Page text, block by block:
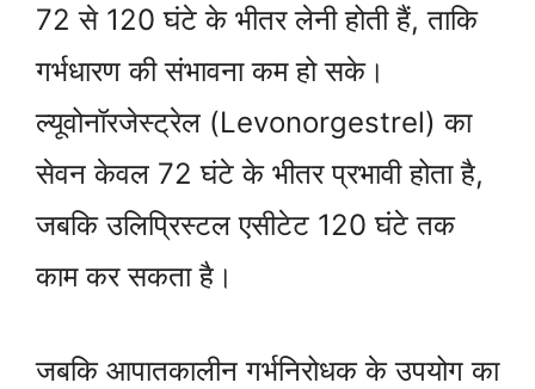
72 से 120 घंटे के भीतर लेनी होती हैं, ताकि
गर्भधारण की संभावना कम हो सके।
ल्यूवोनॉरजेस्ट्रेल (Levonorgestrel) का
सेवन केवल 72 घंटे के भीतर प्रभावी होता है,
जबकि उलिप्रिस्टल एसीटेट 120 घंटे तक
काम कर सकता है।
जबकि आपातकालीन गर्भनिरोधक के उपयोग का